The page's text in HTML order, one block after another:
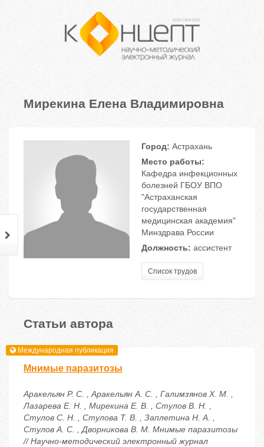
Мирекина Елена Владимировна
Город: Астрахань
Место работы:
Кафедра инфекционных
болезней ГБОУ ВПО
"Астраханская
государственная
медицинская академия"
Минздрава России
Должность: ассистент
Список трудов
Статьи автора
Международная публикация
Мнимые паразитозы
Аракельян Р. С. , Аракельян А. С. , Галимзянов Х. М. ,
Лазарева Е. Н. , Мирекина Е. В. , Стулов В. Н. ,
Стулов С. Н. , Стулова Т. В. , Заплетина Н. А. ,
Стулов А. С. , Дворникова В. М. Мнимые паразитозы
// Научно-методический электронный журнал